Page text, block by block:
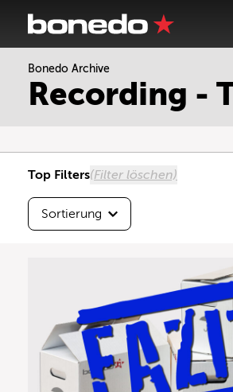
Bonedo Archive
Recording -
Top Filters(Filter löschen)
Sortierung
Sortierung
Neueste zuerst